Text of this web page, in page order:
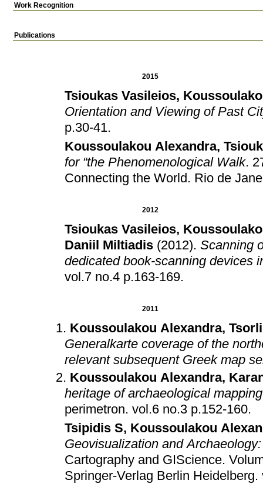
Work Recognition
Publications
2015
Tsioukas Vasileios,
Orientation and Viewing of Past
p.30-41.
Koussoulakou Alexandra,
for “the Phenomenological Walk.
Connecting the World . Rio de
2012
Tsioukas Vasileios,
Daniil Miltiadis (2012). Scanning
dedicated book-scanning devices
vol.7 no.4 p.163-169.
2011
Koussoulakou Alexandra,
Generalkarte coverage of the
relevant subsequent Greek map
Koussoulakou Alexandra,
heritage of archaeological
perimetron. vol.6 no.3 p.152-160.
Tsipidis S, Koussoulakou
Geovisualization and
Cartography and GIScience.
Springer-Verlag Berlin Heidelberg.